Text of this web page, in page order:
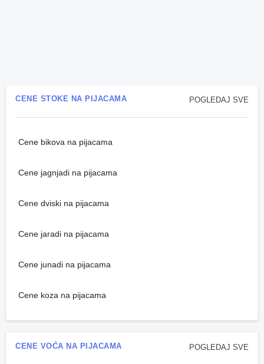
POGLEDAJ SVE
CENE STOKE NA PIJACAMA
Cene bikova na pijacama
Cene jagnjadi na pijacama
Cene dviski na pijacama
Cene jaradi na pijacama
Cene junadi na pijacama
Cene koza na pijacama
POGLEDAJ SVE
CENE VOĆA NA PIJACAMA